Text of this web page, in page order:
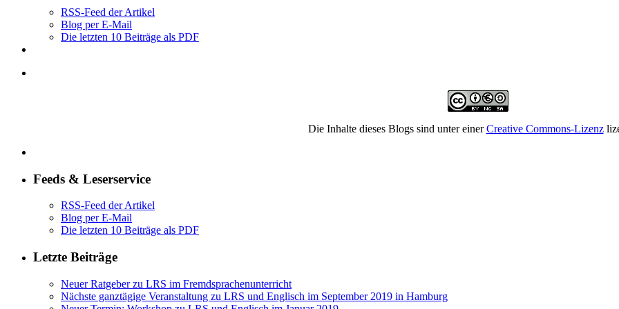
RSS-Feed der Artikel
Blog per E-Mail
Die letzten 10 Beiträge als PDF
Die Inhalte dieses Blogs sind unter einerCreative Commons-Lizenz
Feeds & Leserservice
RSS-Feed der Artikel
Blog per E-Mail
Die letzten 10 Beiträge als PDF
Letzte Beiträge
Neuer Ratgeber zu LRS im Fremdsprachenunterricht
Nächste ganztägige Veranstaltung zu LRS und Englisch im September 2019 in Hamburg